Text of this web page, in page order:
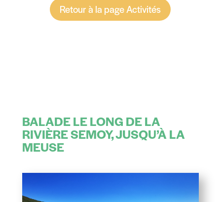
Retour à la page Activités
BALADE LE LONG DE LA
RIVIÈRE SEMOY, JUSQU’À LA
MEUSE